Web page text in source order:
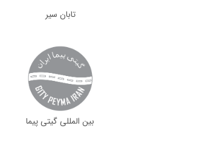
تابان سير
بین المللی گیتی پیما